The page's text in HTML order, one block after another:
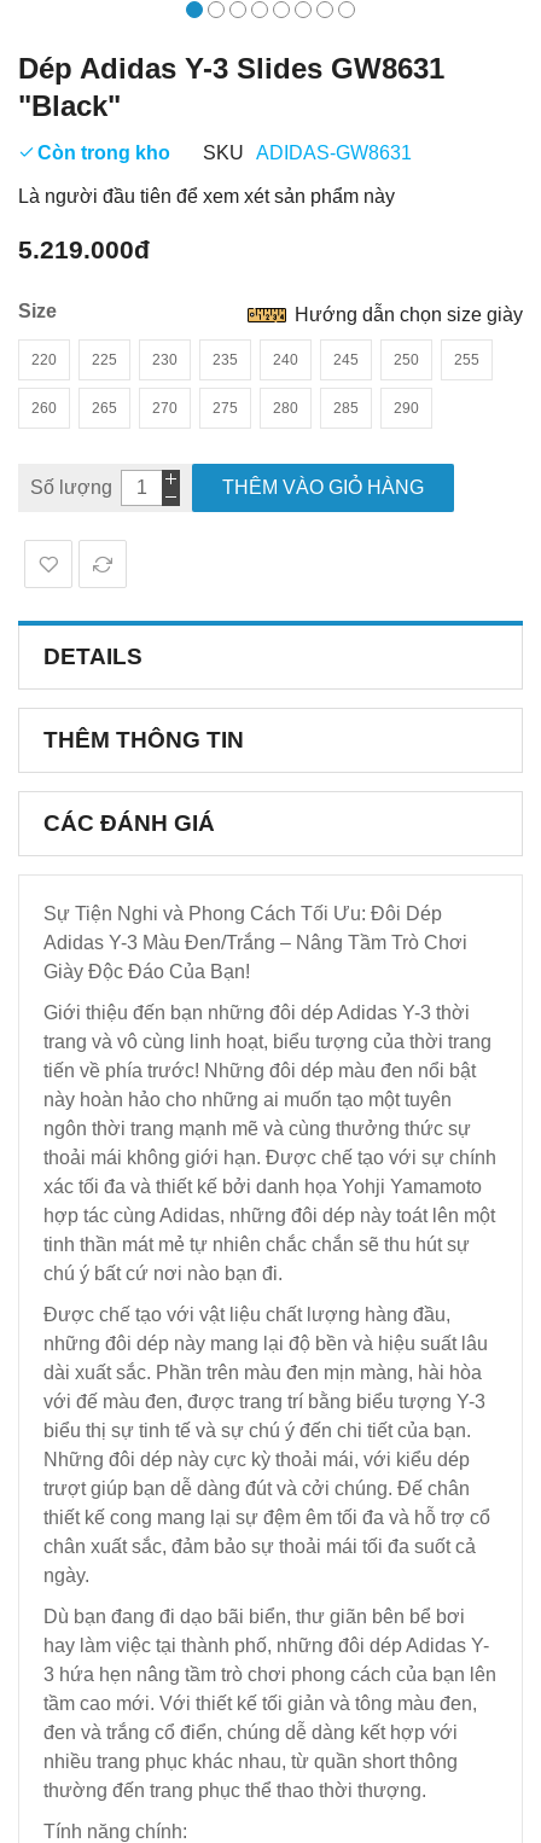
Dép Adidas Y-3 Slides GW8631
"Black"
Còn trong kho SKU ADIDAS-GW8631
Là người đầu tiên để xem xét sản phẩm này
5.219.000đ
Size
220 225 230 235 240 245 250 255
260 265 270 275 280 285 290
Hướng dẫn chọn size giày
Số lượng THÊM VÀO GIỎ HÀNG
DETAILS
THÊM THÔNG TIN
CÁC ĐÁNH GIÁ
Sự Tiện Nghi và Phong Cách Tối Ưu: Đôi Dép
Adidas Y-3 Màu Đen/Trắng – Nâng Tầm Trò Chơi
Giày Độc Đáo Của Bạn!
Giới thiệu đến bạn những đôi dép Adidas Y-3 thời
trang và vô cùng linh hoạt, biểu tượng của thời trang
tiến về phía trước! Những đôi dép màu đen nổi bật
này hoàn hảo cho những ai muốn tạo một tuyên
ngôn thời trang mạnh mẽ và cùng thưởng thức sự
thoải mái không giới hạn. Được chế tạo với sự chính
xác tối đa và thiết kế bởi danh họa Yohji Yamamoto
hợp tác cùng Adidas, những đôi dép này toát lên một
tinh thần mát mẻ tự nhiên chắc chắn sẽ thu hút sự
chú ý bất cứ nơi nào bạn đi.
Được chế tạo với vật liệu chất lượng hàng đầu,
những đôi dép này mang lại độ bền và hiệu suất lâu
dài xuất sắc. Phần trên màu đen mịn màng, hài hòa
với đế màu đen, được trang trí bằng biểu tượng Y-3
biểu thị sự tinh tế và sự chú ý đến chi tiết của bạn.
Những đôi dép này cực kỳ thoải mái, với kiểu dép
trượt giúp bạn dễ dàng đút và cởi chúng. Đế chân
thiết kế cong mang lại sự đệm êm tối đa và hỗ trợ cổ
chân xuất sắc, đảm bảo sự thoải mái tối đa suốt cả
ngày.
Dù bạn đang đi dạo bãi biển, thư giãn bên bể bơi
hay làm việc tại thành phố, những đôi dép Adidas Y-
3 hứa hẹn nâng tầm trò chơi phong cách của bạn lên
tầm cao mới. Với thiết kế tối giản và tông màu đen,
đen và trắng cổ điển, chúng dễ dàng kết hợp với
nhiều trang phục khác nhau, từ quần short thông
thường đến trang phục thể thao thời thượng.
Tính năng chính: